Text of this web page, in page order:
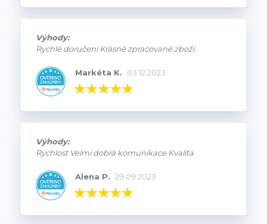
Výhody:
Rychlé doručení Krásně zpracované zboží
Markéta K. 03.12.2023
Výhody:
Rychlost Velmi dobrá komunikace Kvalita
Alena P. 29.09.2023